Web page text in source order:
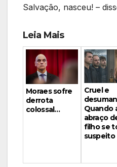
Salvação, nasceu! –
Leia Mais
Moraes sofre
derrota
colossal…
Cruel e
Quando
abraço
filho se
suspeito